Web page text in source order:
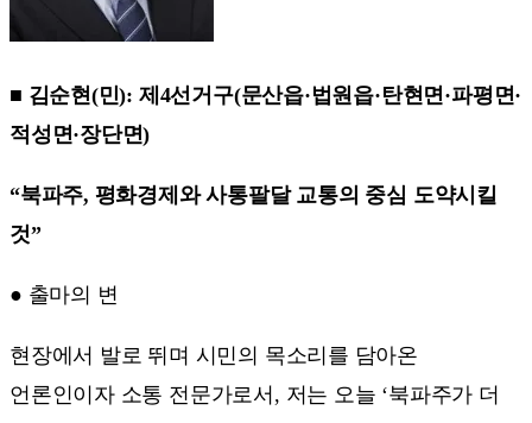
■ 김순현(민): 제4선거구(문산읍·법원읍·탄현면·파평면·
적성면·장단면)
“북파주, 평화경제와 사통팔달 교통의 중심 도약시킬
것”
● 출마의 변
현장에서 발로 뛰며 시민의 목소리를 담아온
언론인이자 소통 전문가로서, 저는 오늘 ‘북파주가 더